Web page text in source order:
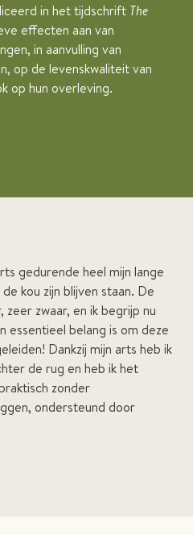
in het tijdschrift The
effecten aan van
in aanvulling van
op de levenskwaliteit van
op hun overleving.
gedurende heel mijn lange
kou zijn blijven staan. De
zeer zwaar, en ik begrijp nu
essentieel belang is om deze
Dankzij mijn arts heb ik
de rug en heb ik het
zonder
ondersteund door